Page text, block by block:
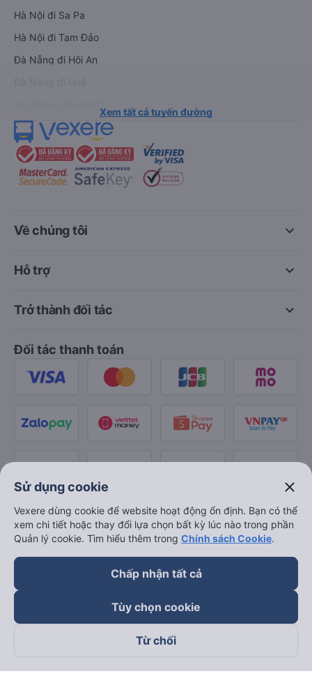
Hà Nội đi Sa Pa
Hà Nội đi Tam Đảo
Đà Nẵng đi Hội An
Xem tất cả tuyến đường
keyboard_arrow_down
Về chúng tôi
keyboard_arrow_down
Hỗ trợ
keyboard_arrow_down
Trở thành đối tác
Đối tác thanh toán
Theo dõi chúng tôi trên
Sử dụng cookie close
Vexere dùng cookie để website hoạt động ổn định. Bạn có thể
xem chi tiết hoặc thay đổi lựa chọn bất kỳ lúc nào trong phần
Quản lý cookie. Tìm hiểu thêm trong Chính sách Cookie.
Chấp nhận tất cả
Tùy chọn cookie
Từ chối